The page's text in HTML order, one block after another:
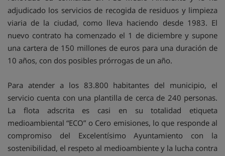
adjudicado los servicios de recogida de residuos y limpieza
viaria de la ciudad, como lleva haciendo desde 1983. El
nuevo contrato ha comenzado el 1 de diciembre y supone
una cartera de 150 millones de euros para una duración de
10 años, con dos posibles prórrogas de un año.
Para atender a los 83.800 habitantes del municipio, el
servicio cuenta con una plantilla de cerca de 240 personas.
La flota adscrita es casi en su totalidad etiqueta
medioambiental “ECO” o Cero emisiones, lo que responde al
compromiso del Excelentísimo Ayuntamiento con la
sostenibilidad, el respeto al medioambiente y la lucha contra